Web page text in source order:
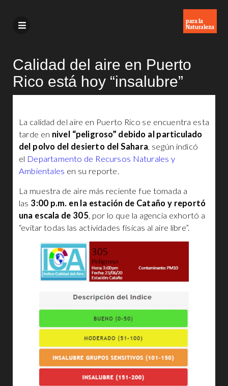
Calidad del aire en Puerto
Rico está hoy “insalubre”
La calidad del aire en Puerto Rico se encuentra esta
tarde en nivel “peligroso” debido al particulado
del polvo del desierto del Sahara, según indicó
el Departamento de Recursos Naturales y
Ambientales en su reporte.
La muestra de aire más reciente fue tomada a
las 3:00 p.m. en la estación de Cataño y reportó
una escala de 305, por lo que la agencia exhortó a
“evitar todas las actividades físicas al aire libre”.